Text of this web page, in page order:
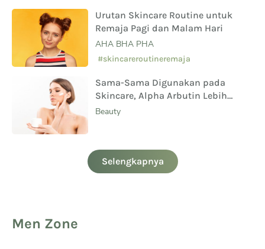
Urutan Skincare Routine untuk
Remaja Pagi dan Malam Hari
AHA BHA PHA
#skincareroutineremaja
Sama-Sama Digunakan pada
Skincare, Alpha Arbutin Lebih
Aman Digunakan Daripada
Beauty
Selengkapnya
Men Zone